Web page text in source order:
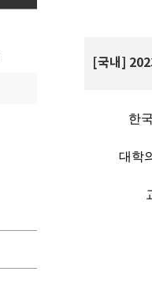
[국내]
한
대학